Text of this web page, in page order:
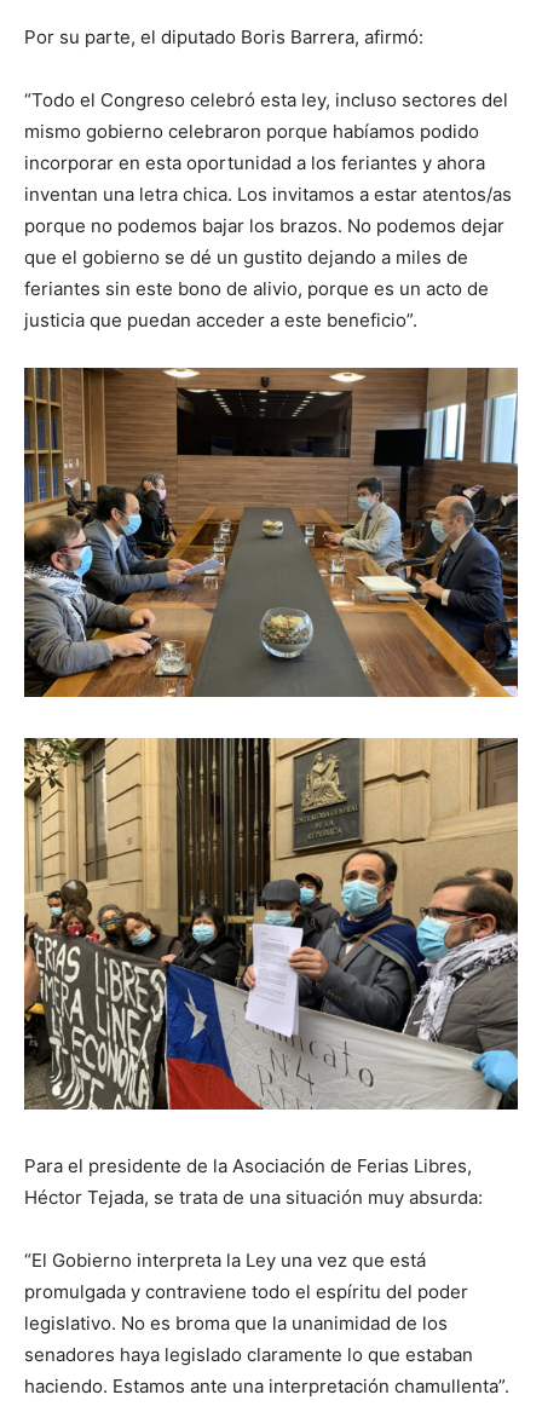
Por su parte, el diputado Boris Barrera, afirmó:
“Todo el Congreso celebró esta ley, incluso sectores del
mismo gobierno celebraron porque habíamos podido
incorporar en esta oportunidad a los feriantes y ahora
inventan una letra chica. Los invitamos a estar atentos/as
porque no podemos bajar los brazos. No podemos dejar
que el gobierno se dé un gustito dejando a miles de
feriantes sin este bono de alivio, porque es un acto de
justicia que puedan acceder a este beneficio”.
Para el presidente de la Asociación de Ferias Libres,
Héctor Tejada, se trata de una situación muy absurda:
“El Gobierno interpreta la Ley una vez que está
promulgada y contraviene todo el espíritu del poder
legislativo. No es broma que la unanimidad de los
senadores haya legislado claramente lo que estaban
haciendo. Estamos ante una interpretación chamullenta”.